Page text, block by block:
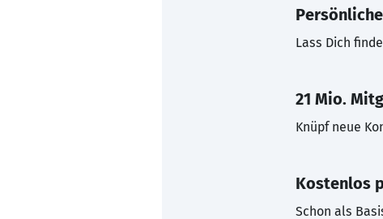
Lass Dich
21 Mio.
Knüpf neue
Kostenlos
Schon als